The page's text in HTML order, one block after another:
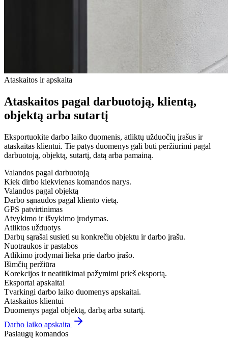
Ataskaitos ir apskaita
Ataskaitos pagal darbuotoją, klientą,
objektą arba sutartį
Eksportuokite darbo laiko duomenis, atliktų užduočių įrašus ir
ataskaitas klientui. Tie patys duomenys gali būti peržiūrimi pagal
darbuotoją, objektą, sutartį, datą arba pamainą.
Valandos pagal darbuotoją
Kiek dirbo kiekvienas komandos narys.
Valandos pagal objektą
Darbo sąnaudos pagal kliento vietą.
GPS patvirtinimas
Atvykimo ir išvykimo įrodymas.
Atliktos užduotys
Darbų sąrašai susieti su konkrečiu objektu ir darbo įrašu.
Nuotraukos ir pastabos
Atlikimo įrodymai lieka prie darbo įrašo.
Išimčių peržiūra
Korekcijos ir neatitikimai pažymimi prieš eksportą.
Eksportai apskaitai
Tvarkingi darbo laiko duomenys apskaitai.
Ataskaitos klientui
Duomenys pagal objektą, darbą arba sutartį.
Darbo laiko apskaita
Paslaugų komandos